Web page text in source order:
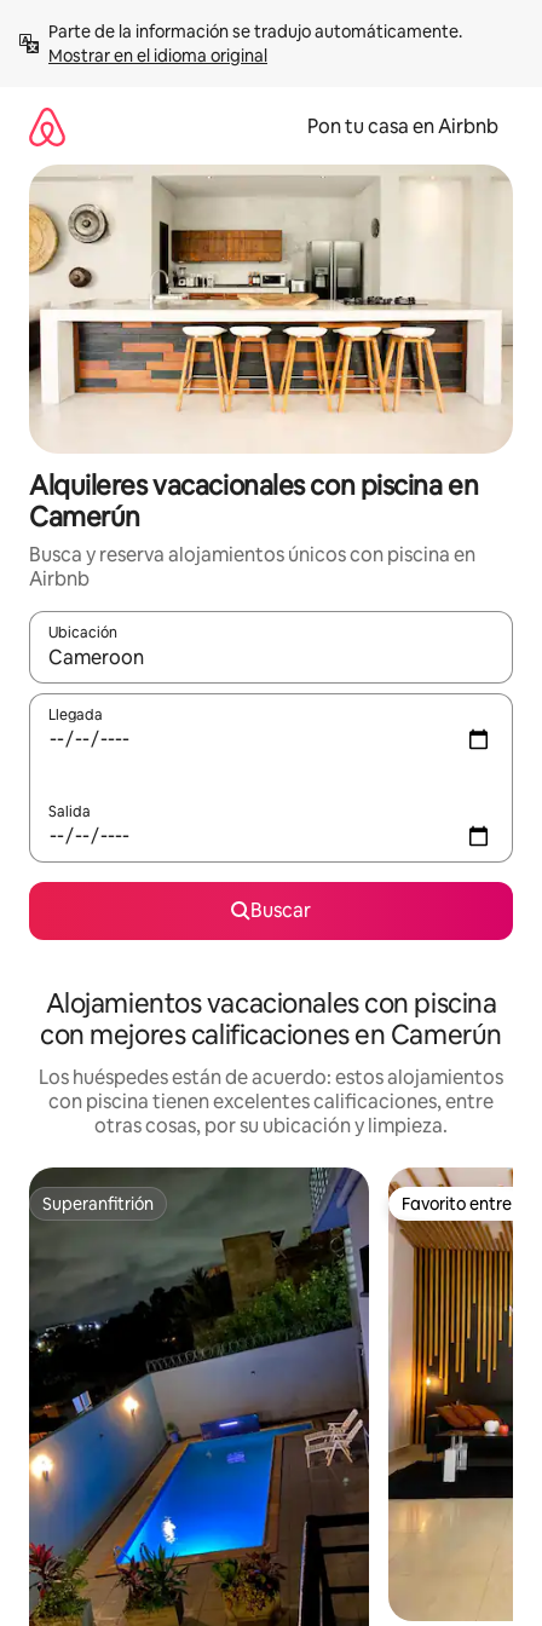
contenidoMostrar en el idioma original
Pon tu casa en Airbnb
Alquileres vacacionales con piscina en
Camerún
Busca y reserva alojamientos únicos con piscina en
Airbnb
Ubicación
Cuando los resultados estén disponibles, navega con las
Llegada
Salida
Buscar
Alojamientos vacacionales con piscina
con mejores calificaciones en Camerún
Los huéspedes están de acuerdo: estos alojamientos
con piscina tienen excelentes calificaciones, entre
otras cosas, por su ubicación y limpieza.
Superanfitrión
Superanfitrión Favorito entre
Favorito entre